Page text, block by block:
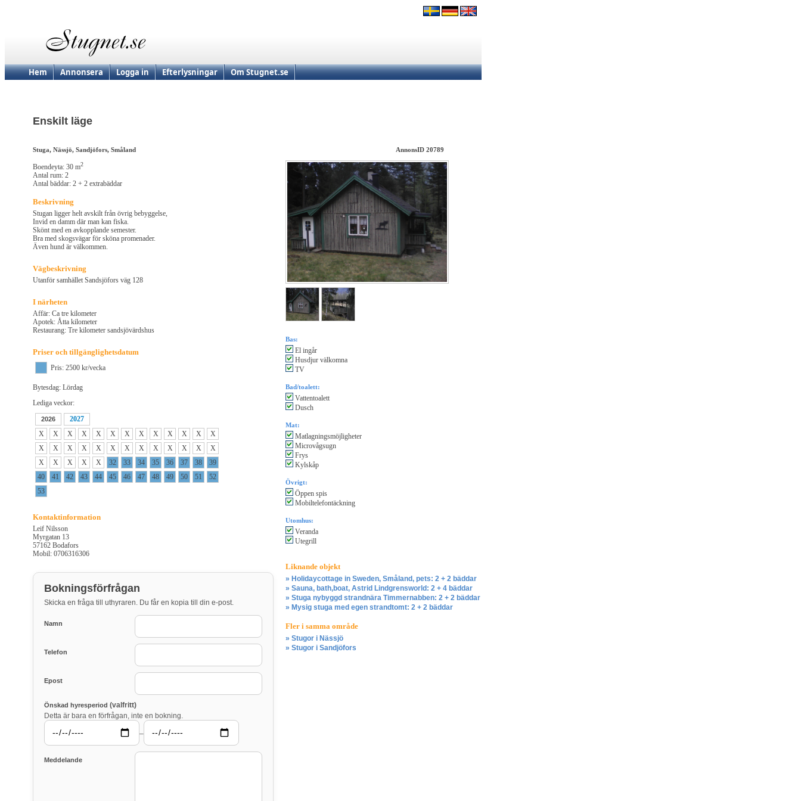
Hem Annonsera Logga in Efterlysningar Om Stugnet.se
Enskilt läge
Stuga, Nässjö, Sandjöfors, Småland AnnonsID 20789
Boendeyta: 30 m2
Antal rum: 2
Antal bäddar: 2 + 2 extrabäddar
Beskrivning
Stugan ligger helt avskilt från övrig bebyggelse,
Invid en damm där man kan fiska.
Skönt med en avkopplande semester.
Bra med skogsvägar för sköna promenader.
Även hund är välkommen.
Vägbeskrivning
Utanför samhället Sandsjöfors väg 128
I närheten
Affär: Ca tre kilometer
Apotek: Åtta kilometer
Restaurang: Tre kilometer sandsjövärdshus
Priser och tillgänglighetsdatum
Pris: 2500 kr/vecka
Bytesdag: Lördag
Lediga veckor:
2026
2027
X
X X X X X X X X X X X
X
X
X X X X X X X X X X X
X
X
X X X X 32 33 34 35 36 37 38
39
40
41 42 43 44 45 46 47 48 49 50 51
52
53
Kontaktinformation
Leif Nilsson
Myrgatan 13
57162 Bodafors
Mobil: 0706316306
Bokningsförfrågan
Skicka en fråga till uthyraren. Du får en kopia till din e-post.
Namn
Telefon
Epost
Önskad hyresperiod (valfritt)
Detta är bara en förfrågan, inte en bokning.
–
Meddelande
Bas:
El ingår
Husdjur välkomna
TV
Bad/toalett:
Vattentoalett
Dusch
Mat:
Matlagningsmöjligheter
Microvågsugn
Frys
Kylskåp
Övrigt:
Öppen spis
Mobiltelefontäckning
Utomhus:
Veranda
Utegrill
Liknande objekt
» Holidaycottage in Sweden, Småland, pets: 2 + 2 bäddar
» Sauna, bath,boat, Astrid Lindgrensworld: 2 + 4 bäddar
» Stuga nybyggd strandnära Timmernabben: 2 + 2 bäddar
» Mysig stuga med egen strandtomt: 2 + 2 bäddar
Fler i samma område
» Stugor i Nässjö
» Stugor i Sandjöfors